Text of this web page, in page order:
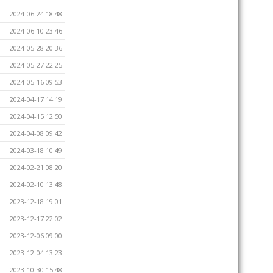
2024-06-24 18:48
2024-06-10 23:46
2024-05-28 20:36
2024-05-27 22:25
2024-05-16 09:53
2024-04-17 14:19
2024-04-15 12:50
2024-04-08 09:42
2024-03-18 10:49
2024-02-21 08:20
2024-02-10 13:48
2023-12-18 19:01
2023-12-17 22:02
2023-12-06 09:00
2023-12-04 13:23
2023-10-30 15:48